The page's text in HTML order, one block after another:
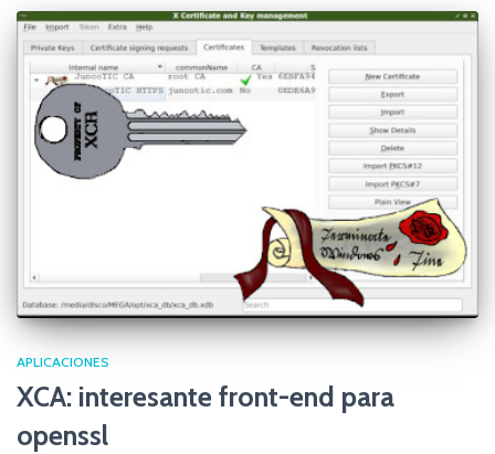
APLICACIONES
XCA: interesante front-end para
openssl